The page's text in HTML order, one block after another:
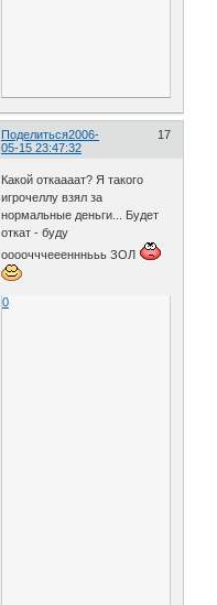
Поделиться 17
2006-
05-15 23:47:32
Какой откаааат? Я такого
игрочеллу взял за
нормальные деньги... Будет
откат - буду
оооочччееенннььь ЗОЛ
0